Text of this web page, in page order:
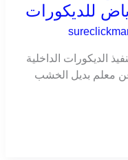
الديكورات الداخلية
معلم بديل الخشب